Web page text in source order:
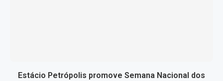
Estácio Petrópolis promove Semana Nacional dos